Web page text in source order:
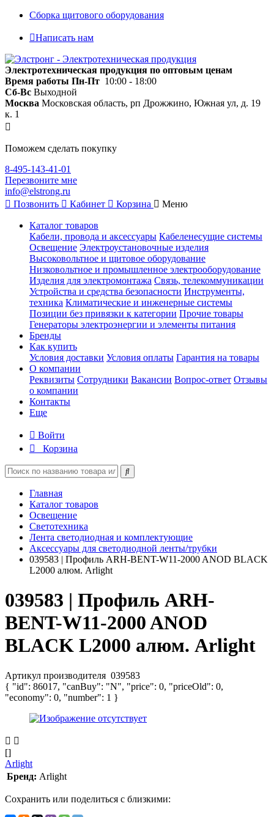
Сборка щитового оборудования
Написать нам
Электротехническая продукция по оптовым ценам
Время работы Пн-Пт 10:00 - 18:00
Сб-Вс Выходной
Москва Московская область, рп Дрожжино, Южная ул, д. 19
к. 1
Поможем сделать покупку
8-495-143-41-01
Перезвоните мне
info@elstrong.ru
Позвонить
Кабинет Корзина Меню
Каталог товаров
Кабели, провода и аксессуары Кабеленесущие системы
Освещение Электроустановочные изделия
Высоковольтное и щитовое оборудование
Низковольтное и промышленное электрооборудование
Изделия для электромонтажа Связь, телекоммуникации
Устройства и средства безопасности Инструменты,
техника Климатические и инженерные системы
Позиции без привязки к категории Прочие товары
Генераторы электроэнергии и элементы питания
Бренды
Как купить
Условия доставки Условия оплаты Гарантия на товары
О компании
Реквизиты Сотрудники Вакансии Вопрос-ответ Отзывы
о компании
Контакты
Еще
Войти
Корзина
Главная
Каталог товаров
Освещение
Светотехника
Лента светодиодная и комплектующие
Аксессуары для светодиодной ленты/трубки
039583 | Профиль ARH-BENT-W11-2000 ANOD BLACK
L2000 алюм. Arlight
039583 | Профиль ARH-
BENT-W11-2000 ANOD
BLACK L2000 алюм. Arlight
Артикул производителя 039583
{ "id": 86017, "canBuy": "N", "price": 0, "priceOld": 0,
"economy": 0, "number": 1 }
[]
Arlight
Бренд: Arlight
Сохранить или поделиться с близкими: